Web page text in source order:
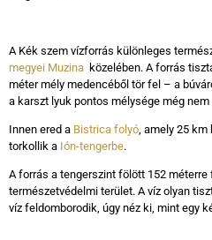
A Kék szem vízforrás különleges
megyei Muzina közelében. A forrás
méter mély medencéből tör fel – a
a karszt lyuk pontos mélysége még
Innen ered a Bistrica folyó, amely 25 km
torkollik a Ión-tengerbe.
A forrás a tengerszint fölött 152
természetvédelmi terület. A víz olyan
víz feldomborodik, úgy néz ki, mint egy